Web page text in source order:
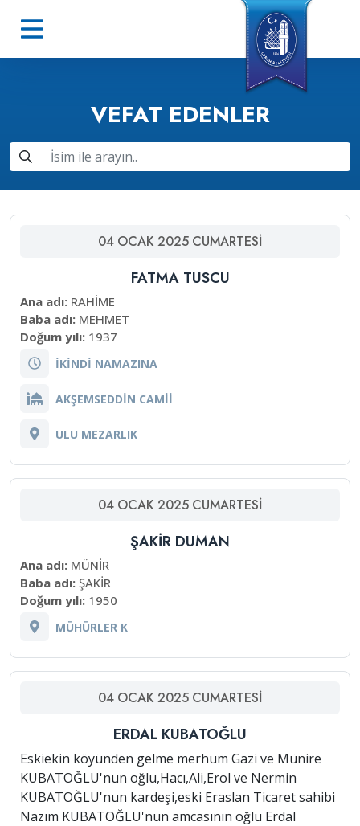
VEFAT EDENLER
04 OCAK 2025 CUMARTESI
FATMA TUSCU
Ana adı: RAHİME
Baba adı: MEHMET
Doğum yılı: 1937
İKİNDİ NAMAZINA
AKŞEMSEDDİN CAMİİ
ULU MEZARLIK
04 OCAK 2025 CUMARTESI
ŞAKİR DUMAN
Ana adı: MÜNİR
Baba adı: ŞAKİR
Doğum yılı: 1950
MÜHÜRLER K
04 OCAK 2025 CUMARTESI
ERDAL KUBATOĞLU
Eskiekin köyünden gelme merhum Gazi ve Münire
KUBATOĞLU'nun oğlu,Hacı,Ali,Erol ve Nermin
KUBATOĞLU'nun kardeşi,eski Eraslan Ticaret sahibi
Nazım KUBATOĞLU'nun amcasının oğlu Erdal